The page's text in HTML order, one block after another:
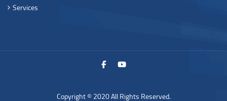
Services
Copyright © 2020 All Rights Reserved.